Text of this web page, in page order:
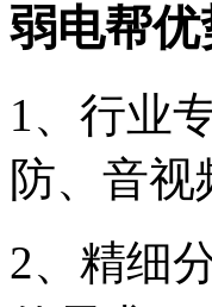
弱电帮优
1、行业
防、音
2、精细